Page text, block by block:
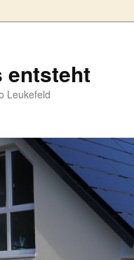
entsteht
Leukefeld